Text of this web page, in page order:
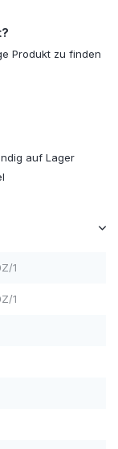
Produkt zu finden
auf Lager
1
1